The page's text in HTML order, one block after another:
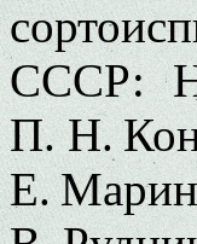
СССР: Н.
П. Н.
Е.